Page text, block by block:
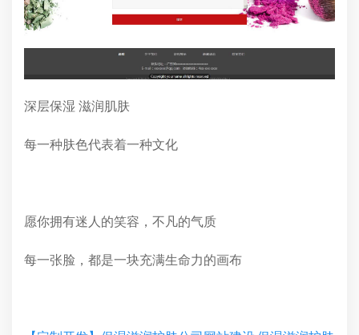
深层保湿 滋润肌肤
每一种肤色代表着一种文化
愿你拥有迷人的笑容，不凡的气质
每一张脸，都是一块充满生命力的画布